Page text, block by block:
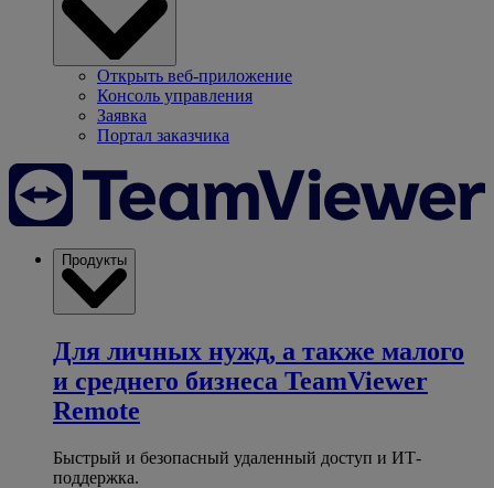
Открыть веб-приложение
Консоль управления
Заявка
Портал заказчика
Продукты
Для личных нужд, а также малого
и среднего бизнеса TeamViewer
Remote
Быстрый и безопасный удаленный доступ и ИТ-
поддержка.